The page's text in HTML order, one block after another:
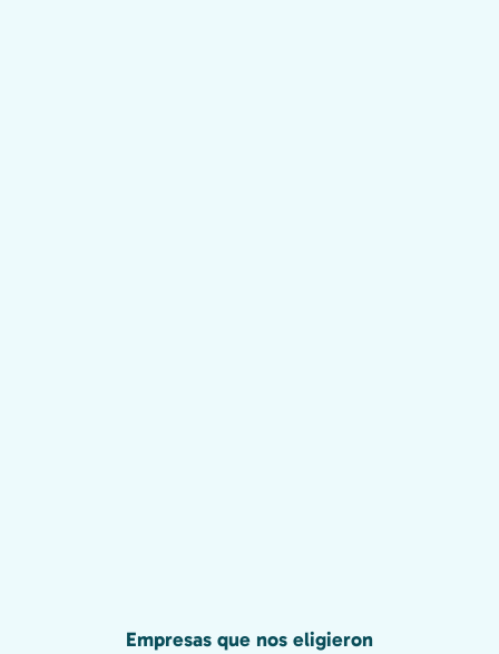
Empresas que nos eligieron